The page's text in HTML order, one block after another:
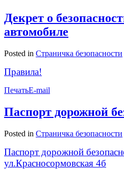
Декрет о
автомобиле
Posted in Страничка безопасности
Правила!
ПечатьE-mail
Паспорт дорожной
Posted in Страничка безопасности
Паспорт дорожной
ул.Красносормовская 4б